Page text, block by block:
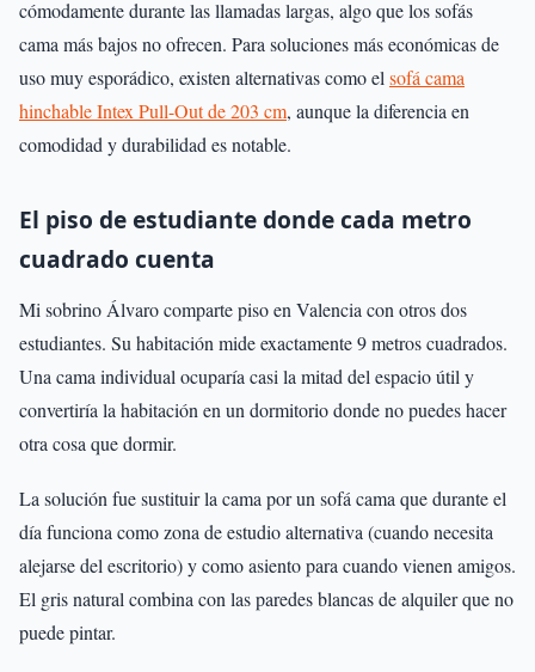
cómodamente durante las llamadas largas, algo que los sofás
cama más bajos no ofrecen. Para soluciones más económicas de
uso muy esporádico, existen alternativas como el sofá cama
hinchable Intex Pull-Out de 203 cm, aunque la diferencia en
comodidad y durabilidad es notable.
El piso de estudiante donde cada metro
cuadrado cuenta
Mi sobrino Álvaro comparte piso en Valencia con otros dos
estudiantes. Su habitación mide exactamente 9 metros cuadrados.
Una cama individual ocuparía casi la mitad del espacio útil y
convertiría la habitación en un dormitorio donde no puedes hacer
otra cosa que dormir.
La solución fue sustituir la cama por un sofá cama que durante el
día funciona como zona de estudio alternativa (cuando necesita
alejarse del escritorio) y como asiento para cuando vienen amigos.
El gris natural combina con las paredes blancas de alquiler que no
puede pintar.